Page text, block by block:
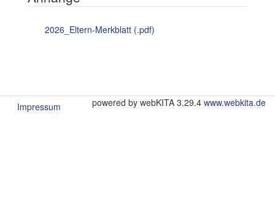
2026_Eltern-Merkblatt (.pdf)
Impressum powered by webKITA 3.29.4 www.webkita.de